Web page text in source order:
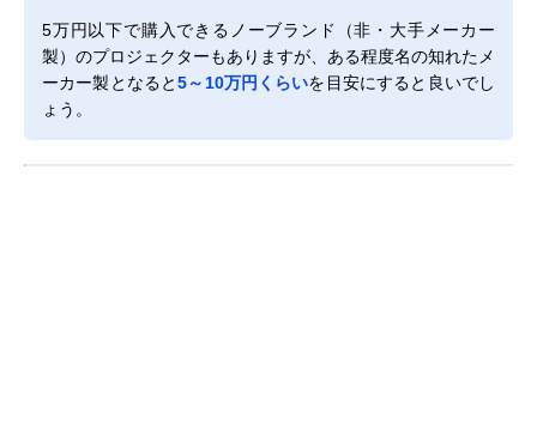
5万円以下で購入できるノーブランド（非・大手メーカー
製）のプロジェクターもありますが、ある程度名の知れたメ
ーカー製となると5～10万円くらいを目安にすると良いでし
ょう。